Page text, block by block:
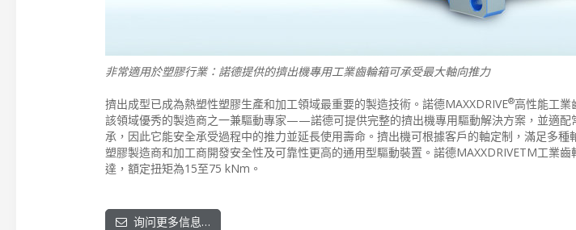
非常適用於塑膠行業：諾德提供的擠出機專用工業齒輪箱可承受最大軸向推力
擠出成型已成為熱塑性塑膠生產和加工領域最重要的製造技術。諾德MAXXDRIVE®高性能工業
該領域優秀的製造商之一兼驅動專家——諾德可提供完整的擠出機專用驅動解決方案，並適配
承，因此它能安全承受過程中的推力並延長使用壽命。擠出機可根據客戶的軸定制，滿足多種
塑膠製造商和加工商開發安全性及可靠性更高的通用型驅動裝置。諾德MAXXDRIVETM工業
達，額定扭矩為15至75 kNm。
询问更多信息…